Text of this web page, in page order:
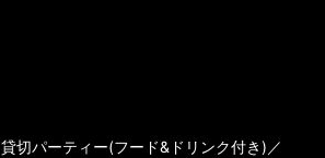
貸切パーティー(フード&ドリンク付き)